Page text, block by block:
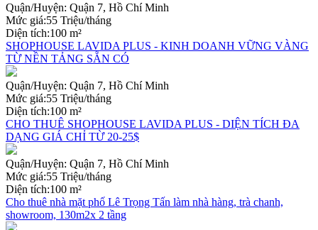
Quận/Huyện: Quận 7, Hồ Chí Minh
Mức giá:55 Triệu/tháng
Diện tích:100 m²
SHOPHOUSE LAVIDA PLUS - KINH DOANH VỮNG VÀNG
TỪ NỀN TẢNG SẴN CÓ
Quận/Huyện: Quận 7, Hồ Chí Minh
Mức giá:55 Triệu/tháng
Diện tích:100 m²
CHO THUÊ SHOPHOUSE LAVIDA PLUS - DIỆN TÍCH ĐA
DẠNG GIÁ CHỈ TỪ 20-25$
Quận/Huyện: Quận 7, Hồ Chí Minh
Mức giá:55 Triệu/tháng
Diện tích:100 m²
Cho thuê nhà mặt phố Lê Trọng Tấn làm nhà hàng, trà chanh,
showroom, 130m2x 2 tầng